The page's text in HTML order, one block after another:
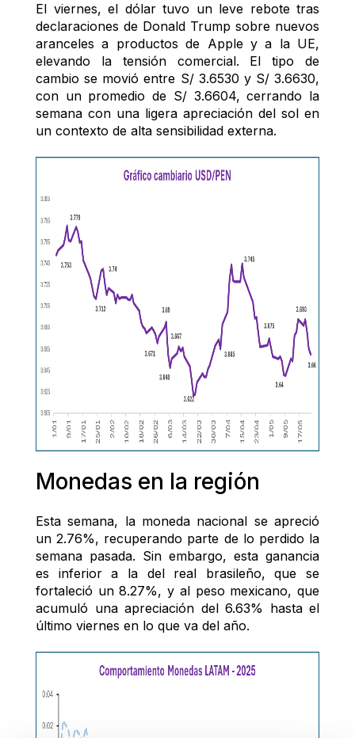
El viernes, el dólar tuvo un leve rebote tras
declaraciones de Donald Trump sobre nuevos
aranceles a productos de Apple y a la UE,
elevando la tensión comercial. El tipo de
cambio se movió entre S/ 3.6530 y S/ 3.6630,
con un promedio de S/ 3.6604, cerrando la
semana con una ligera apreciación del sol en
un contexto de alta sensibilidad externa.
Monedas en la región
Esta semana, la moneda nacional se apreció
un 2.76%, recuperando parte de lo perdido la
semana pasada. Sin embargo, esta ganancia
es inferior a la del real brasileño, que se
fortaleció un 8.27%, y al peso mexicano, que
acumuló una apreciación del 6.63% hasta el
último viernes en lo que va del año.